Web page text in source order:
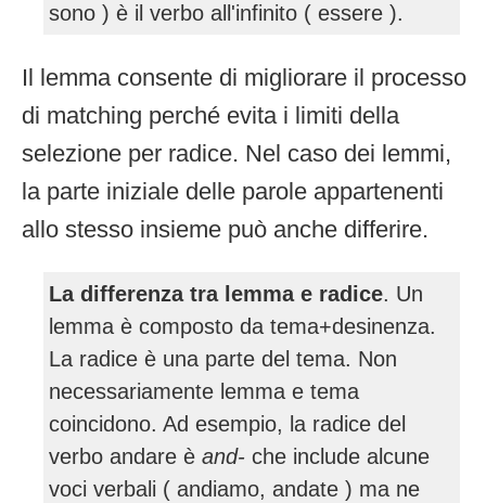
sono ) è il verbo all'infinito ( essere ).
Il lemma consente di migliorare il processo
di matching perché evita i limiti della
selezione per radice. Nel caso dei lemmi,
la parte iniziale delle parole appartenenti
allo stesso insieme può anche differire.
La differenza tra lemma e radice. Un
lemma è composto da tema+desinenza.
La radice è una parte del tema. Non
necessariamente lemma e tema
coincidono. Ad esempio, la radice del
verbo andare è and- che include alcune
voci verbali ( andiamo, andate ) ma ne